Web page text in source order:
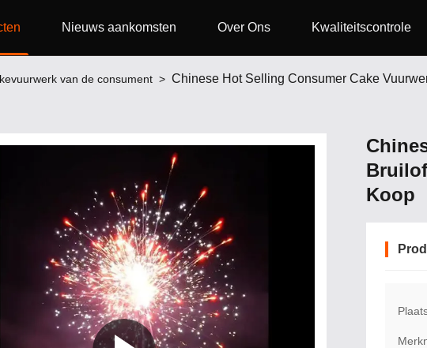
Nieuws aankomsten Over Ons Kwaliteitscontrole
van de consument > Chinese Hot Selling Consumer Cake
Koop